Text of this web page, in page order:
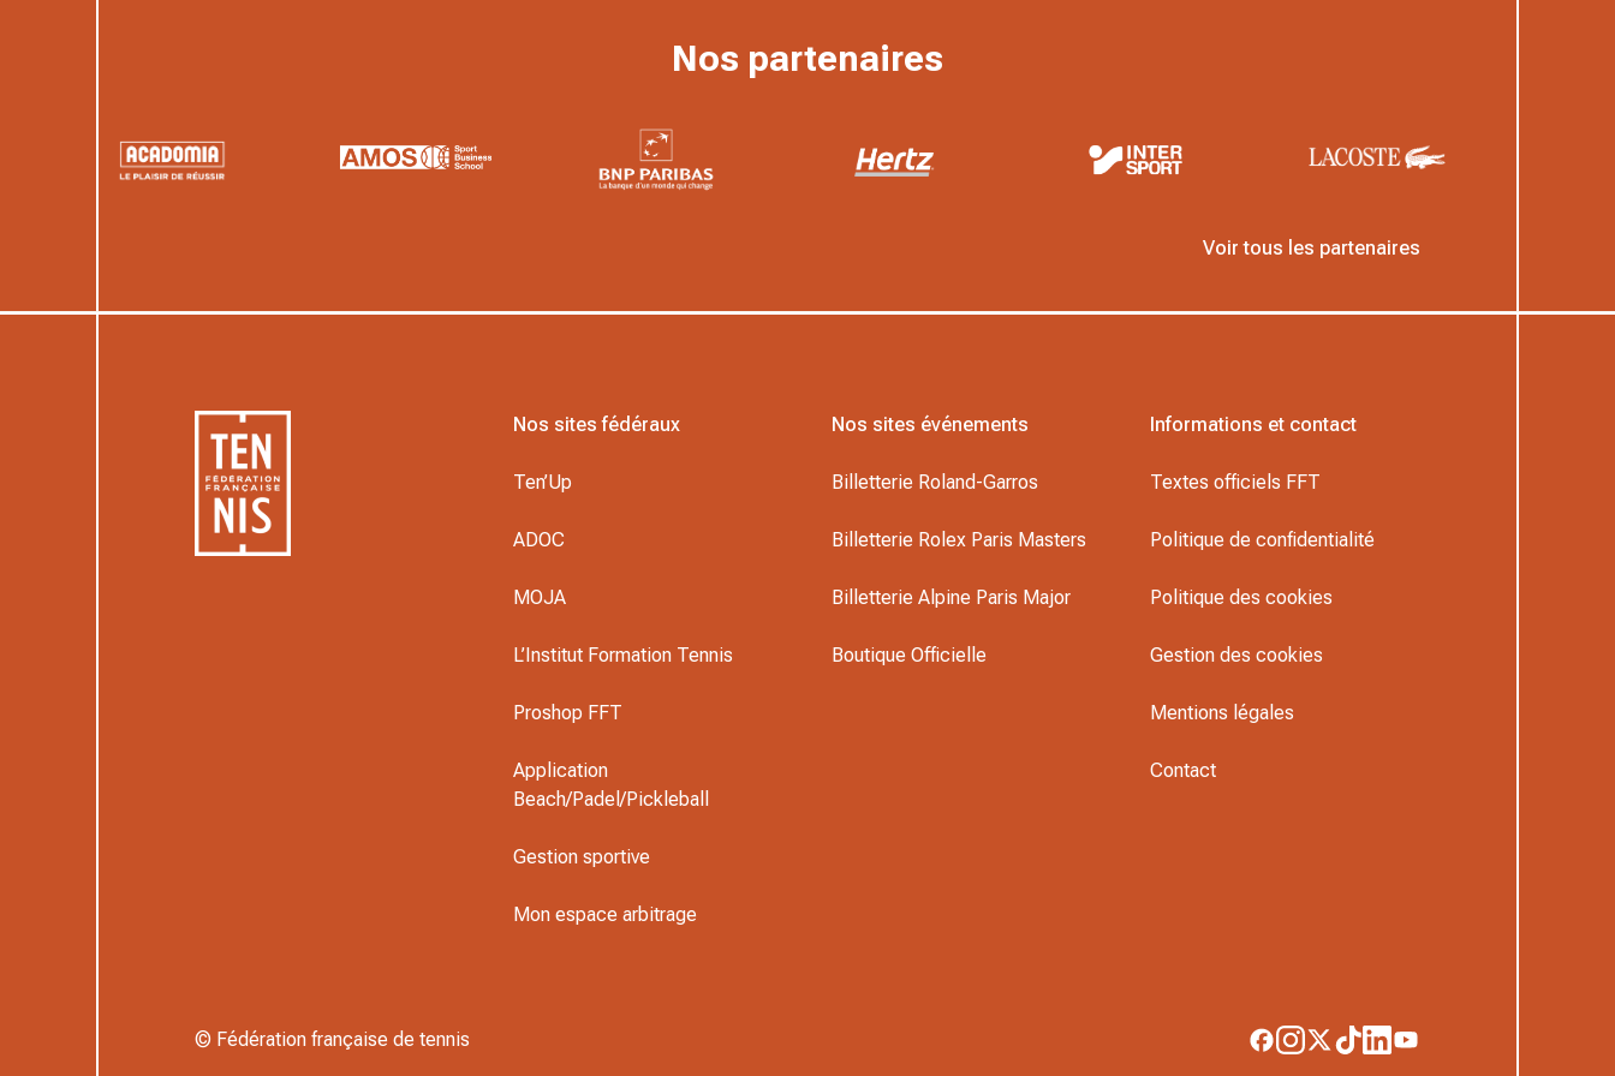
Nos partenaires
Voir tous les partenaires
Nos sites fédéraux
Ten’Up
ADOC
MOJA
L’Institut Formation Tennis
Proshop FFT
Application
Beach/Padel/Pickleball
Gestion sportive
Mon espace arbitrage
Nos sites événements
Billetterie Roland-Garros
Billetterie Rolex Paris Masters
Billetterie Alpine Paris Major
Boutique Officielle
Informations et contact
Textes officiels FFT
Politique de confidentialité
Politique des cookies
Gestion des cookies
Mentions légales
Contact
© Fédération française de tennis